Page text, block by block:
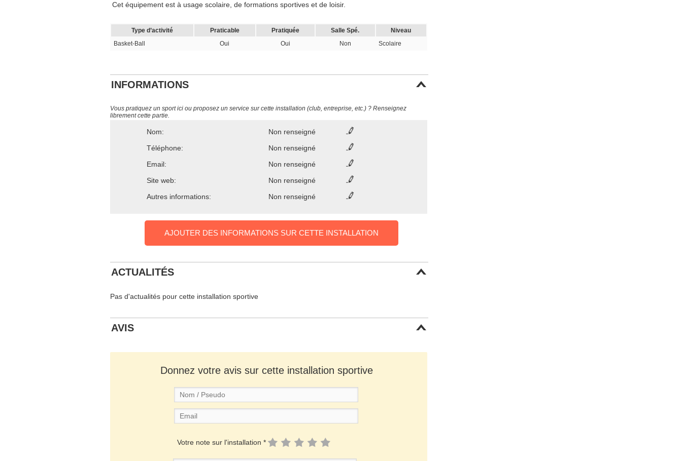
Cet équipement est à usage scolaire, de formations sportives et de loisir.
Type d’activité Praticable Pratiquée Salle Spé.
Niveau
Basket-Ball
Oui Oui Non Scolaire
INFORMATIONS
Vous pratiquez un sport ici ou proposez un service sur cette installation (club, entreprise, etc.) ? Renseignez
librement cette partie.
Nom:
Non renseigné
Téléphone:
Non renseigné
Email:
Non renseigné
Site web:
Non renseigné
Autres informations:
Non renseigné
AJOUTER DES INFORMATIONS SUR CETTE INSTALLATION
ACTUALITÉS
Pas d'actualités pour cette installation sportive
AVIS
Donnez votre avis sur cette installation sportive
Votre note sur l'installation *